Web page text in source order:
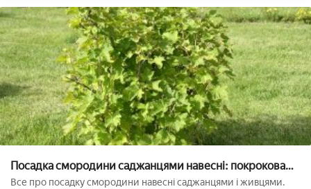
Посадка смородини саджанцями навесні: покрокова
інструкція для садівників
Все про посадку смородини навесні саджанцями і живцями.